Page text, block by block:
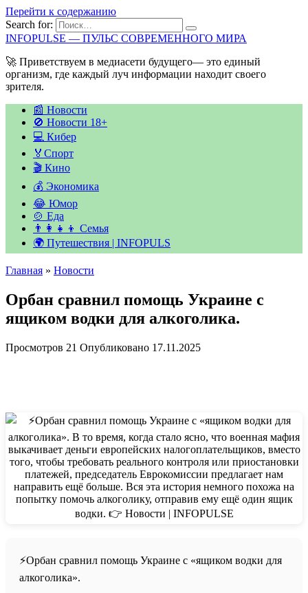
Перейти к содержанию
Search for:
INFOPULSE — ПУЛЬС СОВРЕМЕННОГО МИРА
🚀 Приветствуем в медиасети будущего— это единый
организм, где каждый луч информации находит своего
зрителя.
📰 Новости
🚫 Новости 18+
💻 Кибер
🏅Спорт
🎬 Кино
💰 Экономика
😂 Юмор
🍲 Еда
👨‍👩‍👧‍👦 Семья
🌍 Путешествия | INFOPULS
Главная » Новости
Орбан сравнил помощь Украине с
ящиком водки для алкоголика.
Просмотров 21 Опубликовано 17.11.2025
⚡️Орбан сравнил помощь Украине с «ящиком водки для
алкоголика».